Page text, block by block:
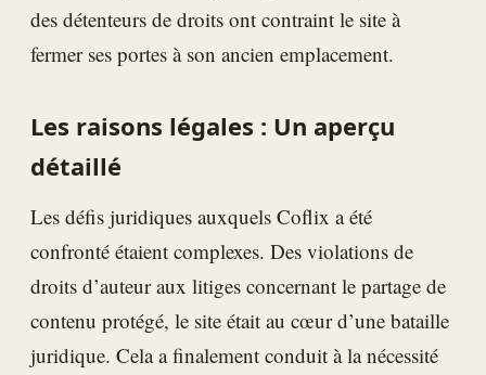
des détenteurs de droits ont contraint le site à
fermer ses portes à son ancien emplacement.
Les raisons légales : Un aperçu
détaillé
Les défis juridiques auxquels Coflix a été
confronté étaient complexes. Des violations de
droits d’auteur aux litiges concernant le partage de
contenu protégé, le site était au cœur d’une bataille
juridique. Cela a finalement conduit à la nécessité